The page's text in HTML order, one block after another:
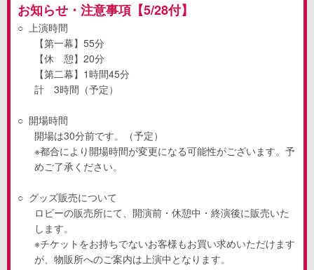
お知らせ・注意事項【5/28付】
○ 上演時間
【第一幕】 55分
【休 憩】 20分
【第二幕】 1時間45分
計 3時間（予定）
○ 開場時間
開場は30分前です。（予定）
※都合により開場時間が変更になる可能性がございます。予
めご了承ください。
○ グッズ販売について
ロビーの販売所にて、開演前・休憩中・終演後に販売いた
します。
※チケットをお持ちでないお客様もお買い求めいただけます
が、物販所へのご案内は上演中となります。